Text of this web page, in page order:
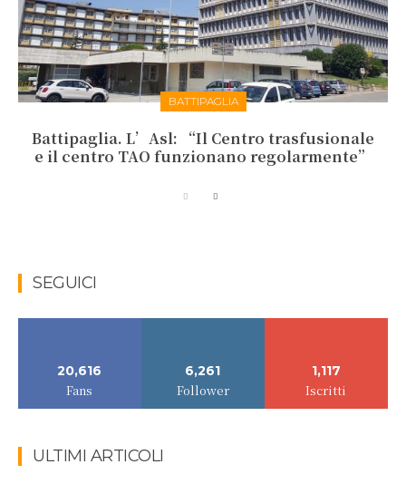
BATTIPAGLIA
Battipaglia. L’Asl: “Il Centro trasfusionale
e il centro TAO funzionano regolarmente”
SEGUICI
20,616
Fans
6,261
Follower
1,117
Iscritti
ULTIMI ARTICOLI